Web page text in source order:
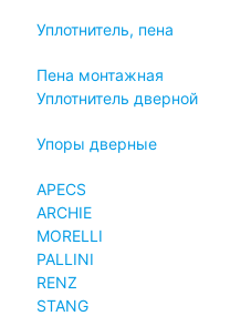
Уплотнитель, пена
Пена монтажная
Уплотнитель дверной
Упоры дверные
APECS
ARCHIE
MORELLI
PALLINI
RENZ
STANG